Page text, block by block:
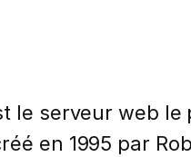
le serveur web le
en 1995 par